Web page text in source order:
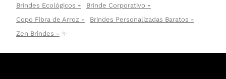
Brindes Ecológicos
Brinde Corporativo
Copo Fibra de Arroz
Brindes Personalizadas Baratos
Zen Brindes
✨